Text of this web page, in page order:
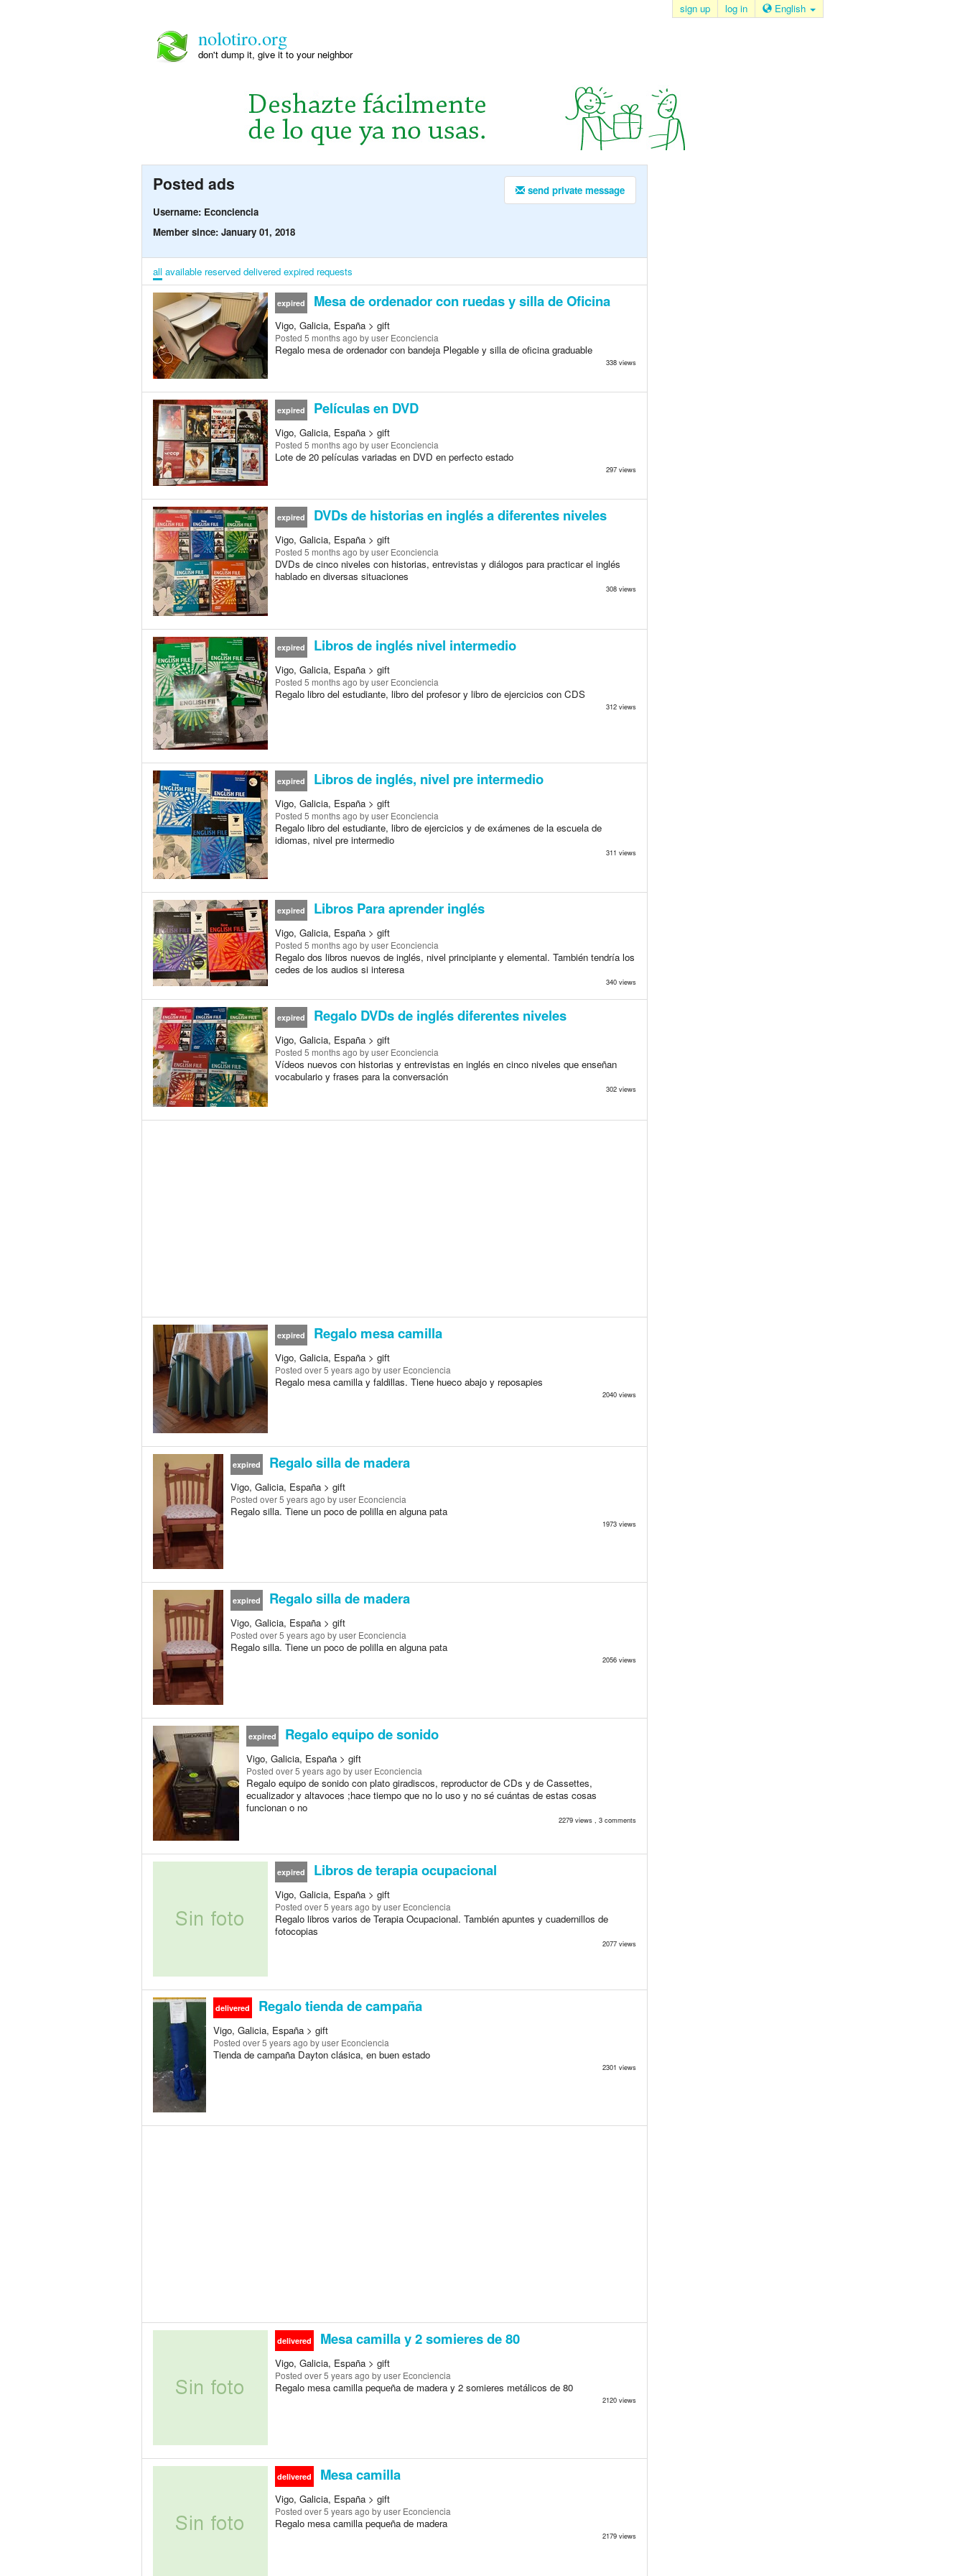
sign up log in English
nolotiro.org
don't dump it, give it to your neighbor
send private message
Posted ads
Username: Econciencia
Member since: January 01, 2018
all available reserved delivered expired requests
expired Mesa de ordenador con ruedas y silla de Oficina
Vigo, Galicia, España > gift
Posted 5 months ago by user Econciencia
Regalo mesa de ordenador con bandeja Plegable y silla de oficina graduable
338 views
expired Películas en DVD
Vigo, Galicia, España > gift
Posted 5 months ago by user Econciencia
Lote de 20 películas variadas en DVD en perfecto estado
297 views
expired DVDs de historias en inglés a diferentes niveles
Vigo, Galicia, España > gift
Posted 5 months ago by user Econciencia
DVDs de cinco niveles con historias, entrevistas y diálogos para practicar el inglés
hablado en diversas situaciones
308 views
expired Libros de inglés nivel intermedio
Vigo, Galicia, España > gift
Posted 5 months ago by user Econciencia
Regalo libro del estudiante, libro del profesor y libro de ejercicios con CDS
312 views
expired Libros de inglés, nivel pre intermedio
Vigo, Galicia, España > gift
Posted 5 months ago by user Econciencia
Regalo libro del estudiante, libro de ejercicios y de exámenes de la escuela de
idiomas, nivel pre intermedio
311 views
expired Libros Para aprender inglés
Vigo, Galicia, España > gift
Posted 5 months ago by user Econciencia
Regalo dos libros nuevos de inglés, nivel principiante y elemental. También tendría los
cedes de los audios si interesa
340 views
expired Regalo DVDs de inglés diferentes niveles
Vigo, Galicia, España > gift
Posted 5 months ago by user Econciencia
Vídeos nuevos con historias y entrevistas en inglés en cinco niveles que enseñan
vocabulario y frases para la conversación
302 views
expired Regalo mesa camilla
Vigo, Galicia, España > gift
Posted over 5 years ago by user Econciencia
Regalo mesa camilla y faldillas. Tiene hueco abajo y reposapies
2040 views
expired Regalo silla de madera
Vigo, Galicia, España > gift
Posted over 5 years ago by user Econciencia
Regalo silla. Tiene un poco de polilla en alguna pata
1973 views
expired Regalo silla de madera
Vigo, Galicia, España > gift
Posted over 5 years ago by user Econciencia
Regalo silla. Tiene un poco de polilla en alguna pata
2056 views
expired Regalo equipo de sonido
Vigo, Galicia, España > gift
Posted over 5 years ago by user Econciencia
Regalo equipo de sonido con plato giradiscos, reproductor de CDs y de Cassettes,
ecualizador y altavoces ;hace tiempo que no lo uso y no sé cuántas de estas cosas
funcionan o no
2279 views , 3 comments
expired Libros de terapia ocupacional
Vigo, Galicia, España > gift
Posted over 5 years ago by user Econciencia
Regalo libros varios de Terapia Ocupacional. También apuntes y cuadernillos de
fotocopias
2077 views
delivered Regalo tienda de campaña
Vigo, Galicia, España > gift
Posted over 5 years ago by user Econciencia
Tienda de campaña Dayton clásica, en buen estado
2301 views
delivered Mesa camilla y 2 somieres de 80
Vigo, Galicia, España > gift
Posted over 5 years ago by user Econciencia
Regalo mesa camilla pequeña de madera y 2 somieres metálicos de 80
2120 views
delivered Mesa camilla
Vigo, Galicia, España > gift
Posted over 5 years ago by user Econciencia
Regalo mesa camilla pequeña de madera
2179 views